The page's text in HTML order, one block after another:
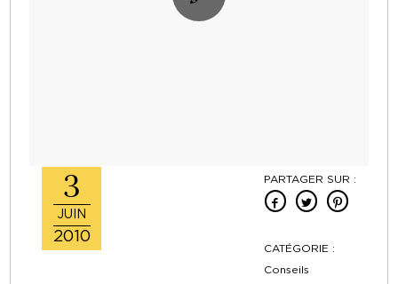
3
JUIN
2010
PARTAGER SUR :
CATÉGORIE :
Conseils